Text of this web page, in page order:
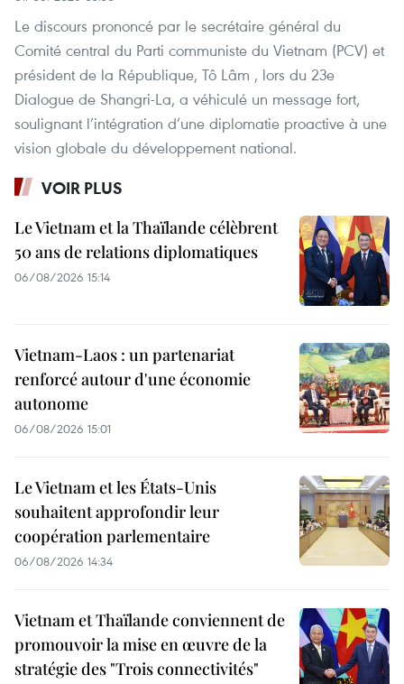
Le discours prononcé par le secrétaire général du
Comité central du Parti communiste du Vietnam (PCV) et
président de la République, Tô Lâm , lors du 23e
Dialogue de Shangri-La, a véhiculé un message fort,
soulignant l’intégration d’une diplomatie proactive à une
vision globale du développement national.
VOIR PLUS
Le Vietnam et la Thaïlande célèbrent
50 ans de relations diplomatiques
06/08/2026 15:14
Vietnam-Laos : un partenariat
renforcé autour d'une économie
autonome
06/08/2026 15:01
Le Vietnam et les États-Unis
souhaitent approfondir leur
coopération parlementaire
06/08/2026 14:34
Vietnam et Thaïlande conviennent de
promouvoir la mise en œuvre de la
stratégie des "Trois connectivités"